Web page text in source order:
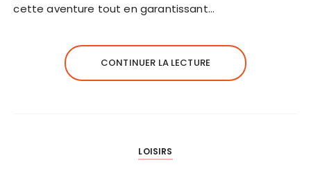
cette aventure tout en garantissant…
CONTINUER LA LECTURE
LOISIRS